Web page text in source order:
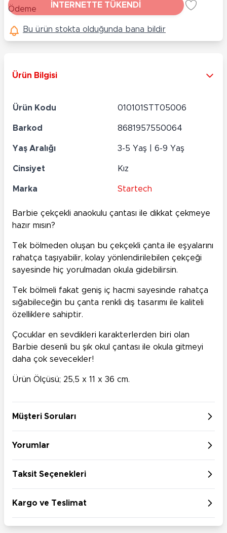
İNTERNETTE TÜKENDİ
Bu ürün stokta olduğunda bana bildir
Ürün Bilgisi
Ürün Kodu 010101STT05006
Barkod 8681957550064
Yaş Aralığı 3-5 Yaş | 6-9 Yaş
Cinsiyet Kız
Marka Startech
Barbie çekçekli anaokulu çantası ile dikkat çekmeye
hazır mısın?
Tek bölmeden oluşan bu çekçekli çanta ile eşyalarını
rahatça taşıyabilir, kolay yönlendirilebilen çekçeği
sayesinde hiç yorulmadan okula gidebilirsin.
Tek bölmeli fakat geniş iç hacmi sayesinde rahatça
sığabileceğin bu çanta renkli dış tasarımı ile kaliteli
özelliklere sahiptir.
Çocuklar en sevdikleri karakterlerden biri olan
Barbie desenli bu şık okul çantası ile okula gitmeyi
daha çok sevecekler!
Ürün Ölçüsü; 25,5 x 11 x 36 cm.
Müşteri Soruları
Yorumlar
Taksit Seçenekleri
Kargo ve Teslimat